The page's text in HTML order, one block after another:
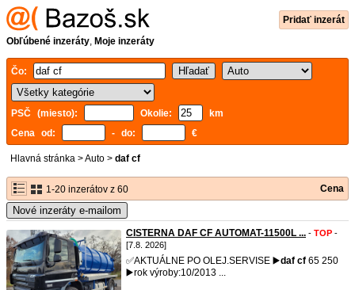
Pridať inzerát
Obľúbené inzeráty, Moje inzeráty
Čo:
PSČ (miesto): Okolie:
km
Cena od:
- do: €
Hlavná stránka >Auto > daf cf
1-20 inzerátov z 60 Cena
Nové inzeráty e-mailom
CISTERNA DAF CF AUTOMAT-11500L ... - TOP -
[7.8. 2026]
✅AKTUÁLNE PO OLEJ.SERVISE ▶️daf cf 65 250
▶️rok výroby:10/2013 ...